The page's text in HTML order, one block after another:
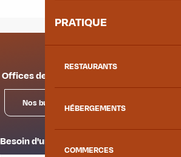
PRATIQUE
RESTAURANTS
HÉBERGEMENTS
COMMERCES
Offices de tourisme
Nos bureaux
Besoin d'un conseil ?